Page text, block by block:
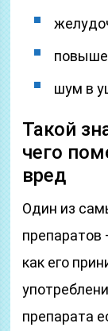
шум в
Такой
чего
вред
Один из
препаратов
как его
препарата